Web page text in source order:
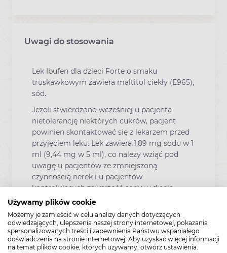
Używamy plików cookie
Możemy je zamieścić w celu analizy danych dotyczących
odwiedzających, ulepszenia naszej strony internetowej, pokazania
spersonalizowanych treści i zapewnienia Państwu wspaniałego
doświadczenia na stronie internetowej. Aby uzyskać więcej informacji
na temat plików cookie, których używamy, otwórz ustawienia.
Uwagi do stosowania
Lek Ibufen dla dzieci Forte o smaku
truskawkowym zawiera maltitol ciekły (E965),
sód.
Jeżeli stwierdzono wcześniej u pacjenta
nietolerancję niektórych cukrów, pacjent
powinien skontaktować się z lekarzem przed
przyjęciem leku. Lek zawiera 1,89 mg sodu w 1
ml (9,44 mg w 5 ml), co należy wziąć pod
uwagę u pacjentów ze zmniejszoną
czynnością nerek i u pacjentów
kontrolujących zawartość sodu w diecie.
Zawartość